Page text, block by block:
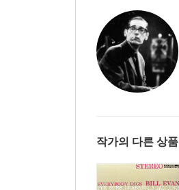
작가의 다른 상품